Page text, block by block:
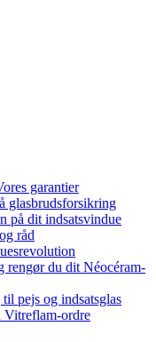
garantier
glasbrudsforsikring
på dit indsatsvindue
råd
rengør du dit Néocéram-
pejs og indsatsglas
Vitreflam-ordre